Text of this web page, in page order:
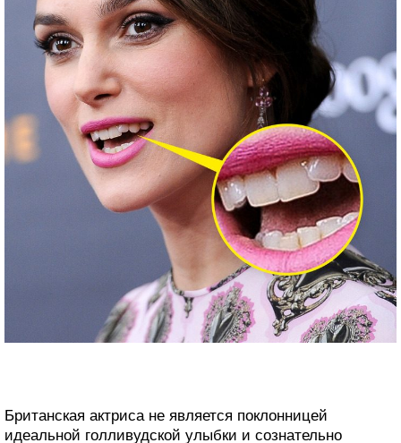
Британская актриса не является поклонницей
идеальной голливудской улыбки и сознательно